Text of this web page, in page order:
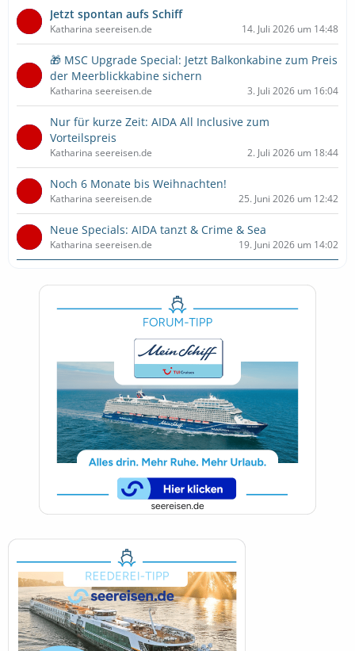
Jetzt spontan aufs Schiff
Katharina seereisen.de 14. Juli 2026 um 14:48
🎁 MSC Upgrade Special: Jetzt Balkonkabine zum Preis
der Meerblickkabine sichern
Katharina seereisen.de 3. Juli 2026 um 16:04
Nur für kurze Zeit: AIDA All Inclusive zum
Vorteilspreis
Katharina seereisen.de 2. Juli 2026 um 18:44
Noch 6 Monate bis Weihnachten!
Katharina seereisen.de 25. Juni 2026 um 12:42
Neue Specials: AIDA tanzt & Crime & Sea
Katharina seereisen.de 19. Juni 2026 um 14:02